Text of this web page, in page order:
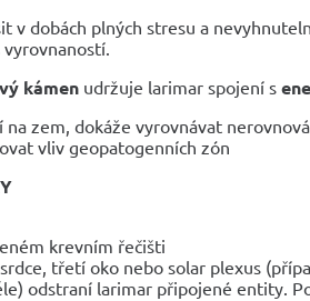
v dobách plných stresu a
kámen udržuje larimar spojení s
na zem, dokáže vyrovnávat
vliv geopatogenních zón
krevním řečišti
třetí oko nebo solar plexus
odstraní larimar připojené entity.